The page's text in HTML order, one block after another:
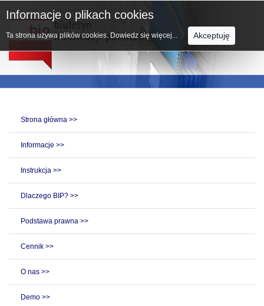
Strona główna >>
Informacje >>
Instrukcja >>
Dlaczego BIP? >>
Podstawa prawna >>
Cennik >>
O nas >>
Demo >>
Informacje o plikach cookies
Ta strona używa plików cookies. Dowiedz się więcej... Akceptuję